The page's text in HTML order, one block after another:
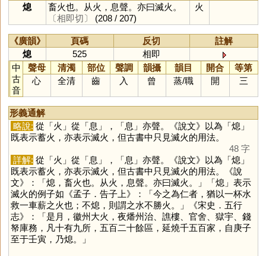
熄
畜火也。从火，息聲。亦曰滅火。
〔相即切〕
(208 / 207)
火
《廣韻》 頁碼 反切
註解
熄
525
相即
中
古
音
聲母 清濁 部位 聲調 韻攝 韻目 開合
等第
心
全清 齒 入 曾 蒸/職 開 三
形義通解
略說: 從「火 」從「息 」，「息 」亦聲。《說文》以為「熄」
既表示蓄火，亦表示滅火，但古書中只見滅火的用法。
48 字
詳解: 從「火 」從「息 」，「息 」亦聲。《說文》以為「熄」
既表示蓄火，亦表示滅火，但古書中只見滅火的用法。《說
文》：「熄，畜火也。从火，息聲。亦曰滅火。」「熄」表示
滅火的例子如《孟子．告子上》：「今之為仁者，猶以一杯水
救一車薪之火也；不熄，則謂之水不勝火。」《宋史．五行
志》：「是月，徽州大火，夜燔州治、譙樓、官舍、獄宇、錢
帑庫務，凡十有九所，五百二十餘區，延燒千五百家，自庚子
至于壬寅，乃熄。」